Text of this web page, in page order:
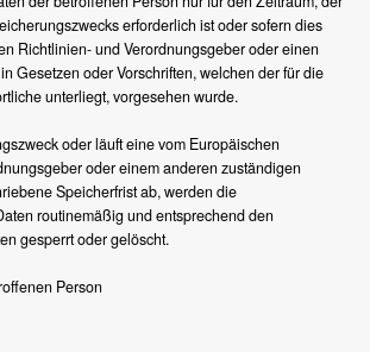
erforderlich ist oder sofern dies
Richtlinien- und Verordnungsgeber oder einen
Gesetzen oder Vorschriften, welchen der für die
unterliegt, vorgesehen wurde.
oder läuft eine vom Europäischen
oder einem anderen zuständigen
Speicherfrist ab, werden die
routinemäßig und entsprechend den
gesperrt oder gelöscht.
Person